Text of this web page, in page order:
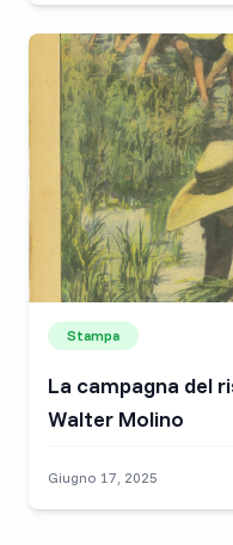
Stampa
La campagna del
Walter Molino
Giugno 17, 2025